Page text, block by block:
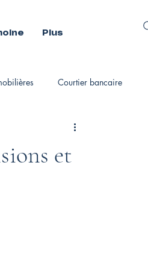
Plus
Courtier bancaire
et